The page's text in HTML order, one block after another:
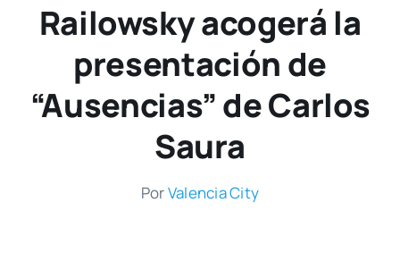
Railowsky acogerá la
presentación de
“Ausencias” de Carlos
Saura
PorValen­cia City